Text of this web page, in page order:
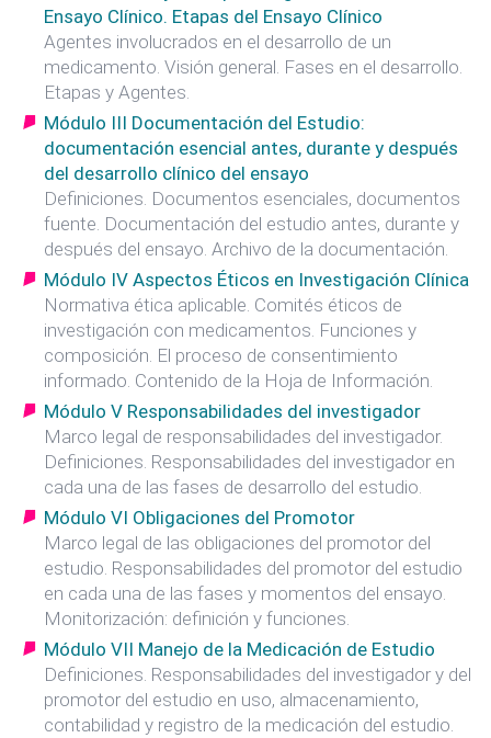
Ensayo Clínico. Etapas del Ensayo Clínico
Agentes involucrados en el desarrollo de un
medicamento. Visión general. Fases en el desarrollo.
Etapas y Agentes.
Módulo III Documentación del Estudio:
documentación esencial antes, durante y después
del desarrollo clínico del ensayo
Definiciones. Documentos esenciales, documentos
fuente. Documentación del estudio antes, durante y
después del ensayo. Archivo de la documentación.
Módulo IV Aspectos Éticos en Investigación Clínica
Normativa ética aplicable. Comités éticos de
investigación con medicamentos. Funciones y
composición. El proceso de consentimiento
informado. Contenido de la Hoja de Información.
Módulo V Responsabilidades del investigador
Marco legal de responsabilidades del investigador.
Definiciones. Responsabilidades del investigador en
cada una de las fases de desarrollo del estudio.
Módulo VI Obligaciones del Promotor
Marco legal de las obligaciones del promotor del
estudio. Responsabilidades del promotor del estudio
en cada una de las fases y momentos del ensayo.
Monitorización: definición y funciones.
Módulo VII Manejo de la Medicación de Estudio
Definiciones. Responsabilidades del investigador y del
promotor del estudio en uso, almacenamiento,
contabilidad y registro de la medicación del estudio.